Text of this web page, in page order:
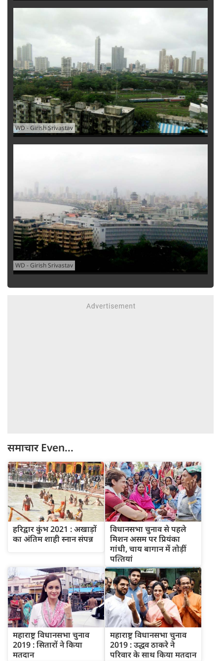
WD -Girish Srivastav
WD -Girish Srivastav
समाचारEven...
हरिद्वार कुंभ 2021 : अखाड़ों
का अंतिम शाही स्नान संपन्न
विधानसभा चुनाव से पहले
मिशन असम पर प्रियंका
गांधी, चाय बागान में तोड़ीं
पत्‍तियां
महाराष्ट्र विधानसभा चुनाव
2019 : सितारों ने किया
मतदान
महाराष्ट्र विधानसभा चुनाव
2019 : उद्धव ठाकरे ने
परिवार के साथ किया मतदान